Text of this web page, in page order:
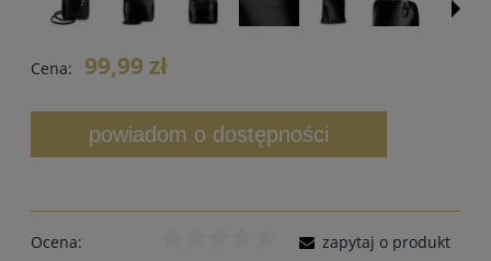
Cena: 99,99 zł
powiadom o dostępności
Ocena:
zapytaj o produkt